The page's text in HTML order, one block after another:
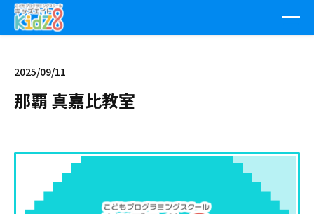
2025/09/11
那覇 真嘉比教室